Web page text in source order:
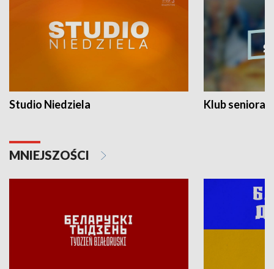
Studio Niedziela Klub seniora
MNIEJSZOŚCI